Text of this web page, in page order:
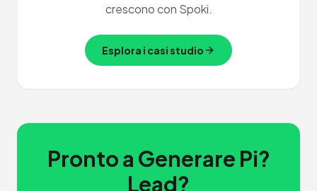
crescono con Spoki.
Esplora i casi studio
Pronto a Generare Pi?
Lead?